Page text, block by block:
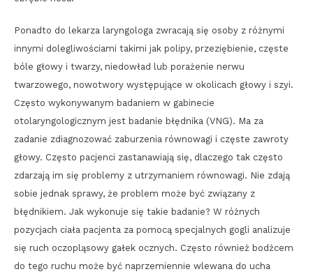
Ponadto do lekarza laryngologa zwracają się osoby z różnymi
innymi dolegliwościami takimi jak polipy, przeziębienie, częste
bóle głowy i twarzy, niedowład lub porażenie nerwu
twarzowego, nowotwory występujące w okolicach głowy i szyi.
Często wykonywanym badaniem w gabinecie
otolaryngologicznym jest badanie błędnika (VNG). Ma za
zadanie zdiagnozować zaburzenia równowagi i częste zawroty
głowy. Często pacjenci zastanawiają się, dlaczego tak często
zdarzają im się problemy z utrzymaniem równowagi. Nie zdają
sobie jednak sprawy, że problem może być związany z
błędnikiem. Jak wykonuje się takie badanie? W różnych
pozycjach ciała pacjenta za pomocą specjalnych gogli analizuje
się ruch oczopląsowy gałek ocznych. Często również bodźcem
do tego ruchu może być naprzemiennie wlewana do ucha